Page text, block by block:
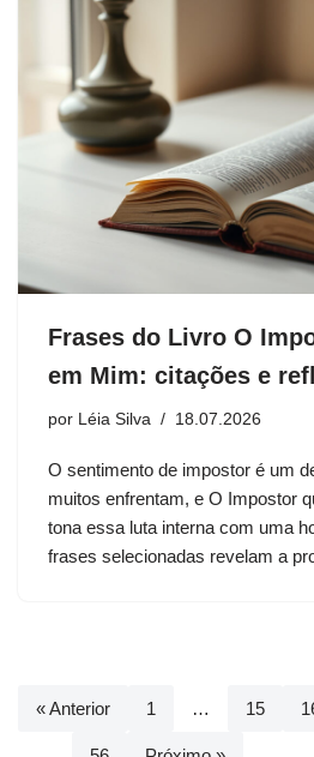
Frases do Livro O
em Mim: citações e
por Léia Silva 18.07.2026
O sentimento de impostor é um
muitos enfrentam, e O Impostor
tona essa luta interna com uma
frases selecionadas revelam a
« Anterior 1 … 15